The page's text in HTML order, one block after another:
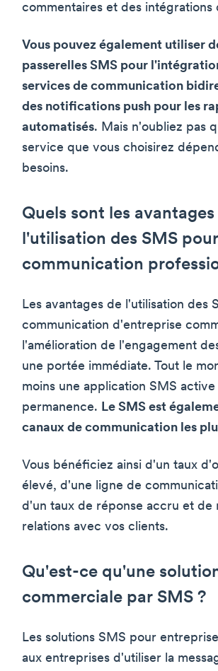
commentaires et des intégrations
Vous pouvez également utiliser
passerelles SMS pour
services de communication
des notifications push pour les
automatisés. Mais n'oubliez pas
service que vous choisirez
besoins.
Quels sont les avantages
l'utilisation des SMS
communication
Les avantages de l'utilisation des
communication d'entreprise
l'amélioration de l'engagement
une portée immédiate. Tout le
moins une application SMS active
permanence. Le SMS est
canaux de communication les
Vous bénéficiez ainsi d'un taux
élevé, d'une ligne de
d'un taux de réponse accru et de
relations avec vos clients.
Qu'est-ce qu'une
commerciale par SMS ?
Les solutions SMS pour
aux entreprises d'utiliser la